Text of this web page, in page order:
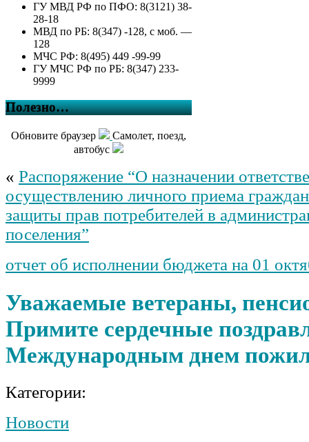
ГУ МВД РФ по ПФО: 8(3121) 38-
28-18
МВД по РБ: 8(347) -128, с моб. —
128
МЧС РФ: 8(495) 449 -99-99
ГУ МЧС РФ по РБ: 8(347) 233-
9999
Полезно…
Обновите браузер
Самолет, поезд,
автобус
« Распоряжение “О назначении
осуществлению личного приема
защиты прав потребителей в
поселения”
отчет об исполнении бюджета на 01
Уважаемые ветераны,
Примите сердечные
Международным днем
Категории:
Новости